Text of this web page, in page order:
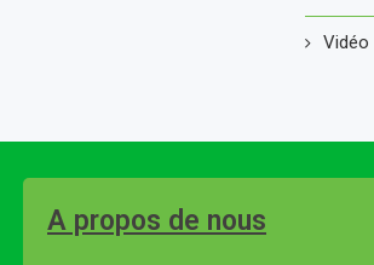
Vidéo
A propos de nous